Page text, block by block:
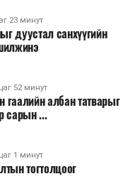
үл хөдлөх
засгийн эерэг
ажилладаг тул
бодис шууд
их
шилжсэнээр замын
давхар исэл
бууруулах ач
23 минут
дуустал санхүүгийн
52 минут
албан татварыг
сарын ...
1 минут
тогтолцоог